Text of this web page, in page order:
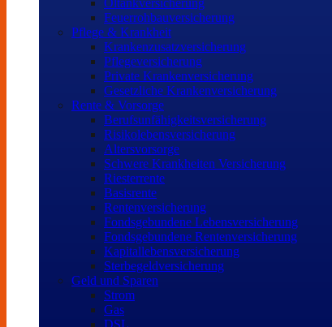
Öltankversicherung
Feuerrohbauversicherung
Pflege & Krankheit
Krankenzusatzversicherung
Pflegeversicherung
Private Krankenversicherung
Gesetzliche Krankenversicherung
Rente & Vorsorge
Berufs­unfähigkeitsversicherung
Risikolebensversicherung
Altersvorsorge
Schwere Krankheiten Versicherung
Riesterrente
Basisrente
Rentenversicherung
Fondsgebundene Lebensversicherung
Fondsgebundene Rentenversicherung
Kapitallebensversicherung
Sterbegeldversicherung
Geld und Sparen
Strom
Gas
DSL